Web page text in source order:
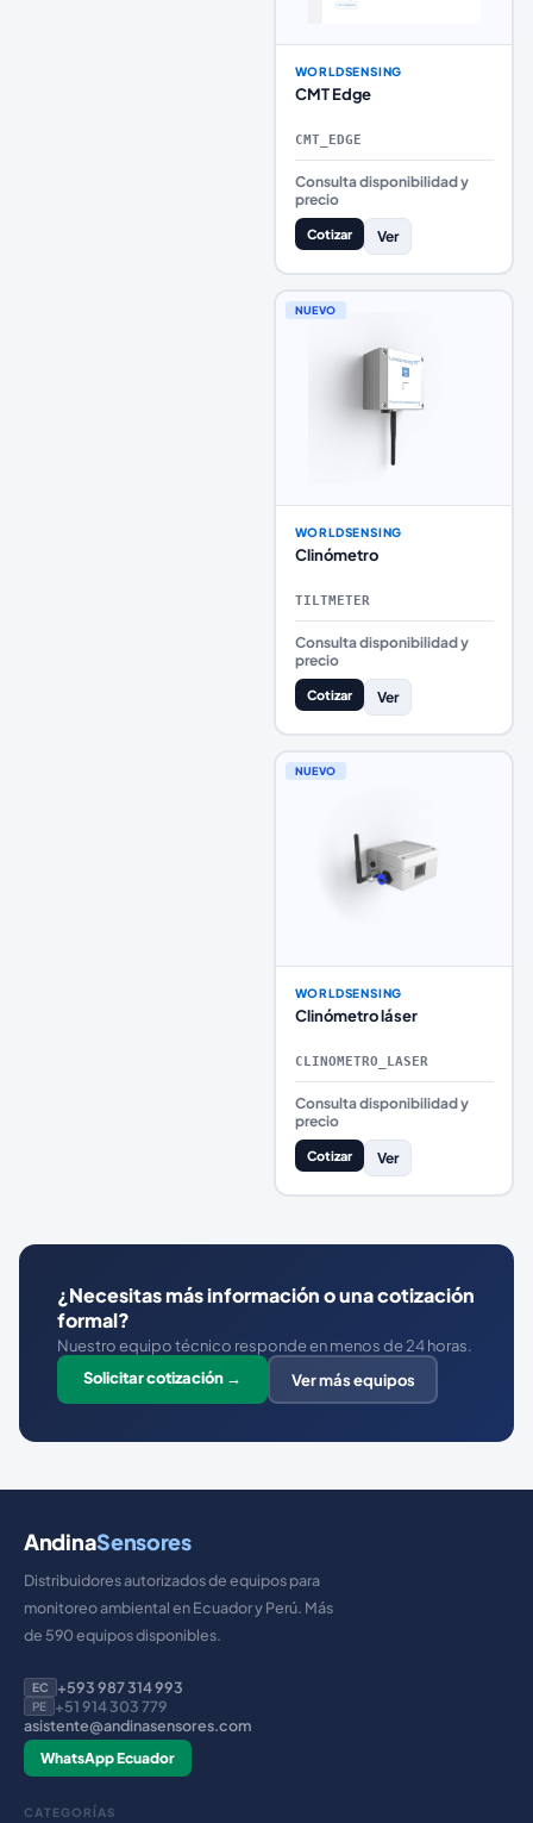
WORLDSENSING
CMT Edge
CMT_EDGE
Consulta disponibilidad y
precio
Cotizar Ver
NUEVO
WORLDSENSING
Clinómetro
TILTMETER
Consulta disponibilidad y
precio
Cotizar Ver
NUEVO
WORLDSENSING
Clinómetro láser
CLINOMETRO_LASER
Consulta disponibilidad y
precio
Cotizar Ver
¿Necesitas más información o una cotización
formal?
Nuestro equipo técnico responde en menos de 24 horas.
Solicitar cotización →
Ver más equipos
AndinaSensores
Distribuidores autorizados de equipos para
monitoreo ambiental en Ecuador y Perú. Más
de 590 equipos disponibles.
EC +593 987 314 993
PE
+51 914 303 779
asistente@andinasensores.com
WhatsApp Ecuador
CATEGORÍAS